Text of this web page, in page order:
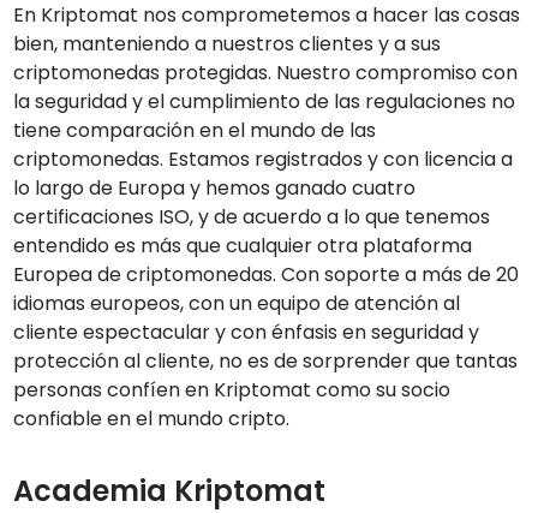
En Kriptomat nos comprometemos a hacer las cosas
bien, manteniendo a nuestros clientes y a sus
criptomonedas protegidas. Nuestro compromiso con
la seguridad y el cumplimiento de las regulaciones no
tiene comparación en el mundo de las
criptomonedas. Estamos registrados y con licencia a
lo largo de Europa y hemos ganado cuatro
certificaciones ISO, y de acuerdo a lo que tenemos
entendido es más que cualquier otra plataforma
Europea de criptomonedas. Con soporte a más de 20
idiomas europeos, con un equipo de atención al
cliente espectacular y con énfasis en seguridad y
protección al cliente, no es de sorprender que tantas
personas confíen en Kriptomat como su socio
confiable en el mundo cripto.
Academia Kriptomat